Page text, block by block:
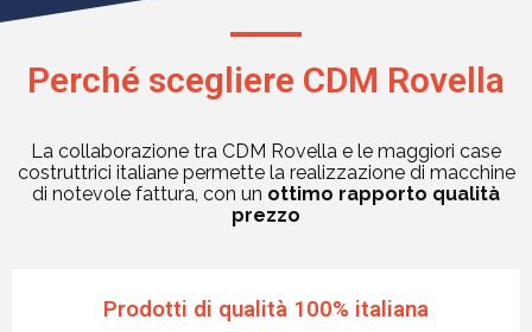
Perché scegliere CDM Rovella
La collaborazione tra CDM Rovella e le maggiori case
costruttrici italiane permette la realizzazione di macchine
di notevole fattura, con un ottimo rapporto qualità
prezzo
Prodotti di qualità 100% italiana